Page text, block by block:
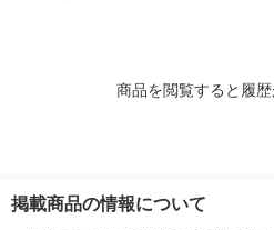
商品を閲覧すると履
掲載商品の情報について